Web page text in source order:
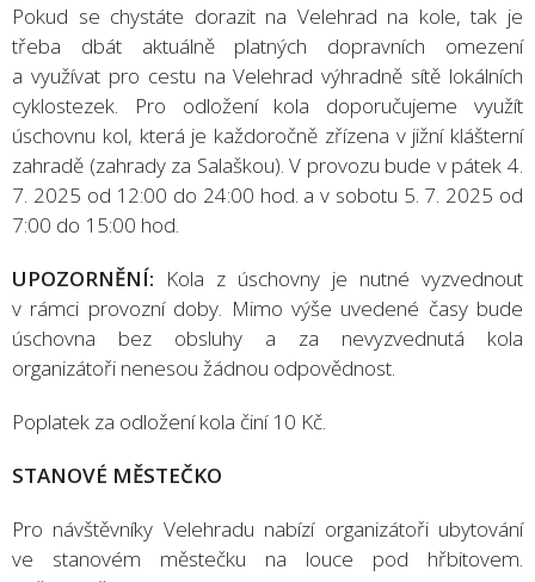
Pokud se chystáte dorazit na Velehrad na kole, tak je
třeba dbát aktuálně platných dopravních omezení
a využívat pro cestu na Velehrad výhradně sítě lokálních
cyklostezek. Pro odložení kola doporučujeme využít
úschovnu kol, která je každoročně zřízena v jižní klášterní
zahradě (zahrady za Salaškou). V provozu bude v pátek 4.
7. 2025 od 12:00 do 24:00 hod. a v sobotu 5. 7. 2025 od
7:00 do 15:00 hod.
UPOZORNĚNÍ: Kola z úschovny je nutné vyzvednout
v rámci provozní doby. Mimo výše uvedené časy bude
úschovna bez obsluhy a za nevyzvednutá kola
organizátoři nenesou žádnou odpovědnost.
Poplatek za odložení kola činí 10 Kč.
STANOVÉ MĚSTEČKO
Pro návštěvníky Velehradu nabízí organizátoři ubytování
ve stanovém městečku na louce pod hřbitovem.